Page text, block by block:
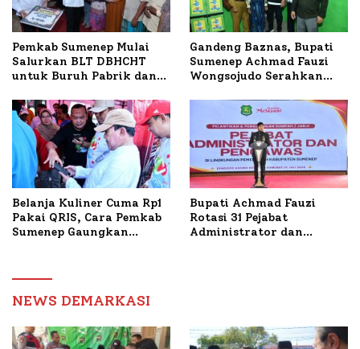
Pemkab Sumenep Mulai
Salurkan BLT DBHCHT
untuk Buruh Pabrik dan
Gandeng Baznas, Bupati
Sumenep Achmad Fauzi
Wongsojudo Serahkan
Dua Kecamatan
Belanja Kuliner Cuma Rp1
Pakai QRIS, Cara Pemkab
Sumenep Gaungkan
Bupati Achmad Fauzi
Rotasi 31 Pejabat
Administrator dan
NEWS DEMARKASI